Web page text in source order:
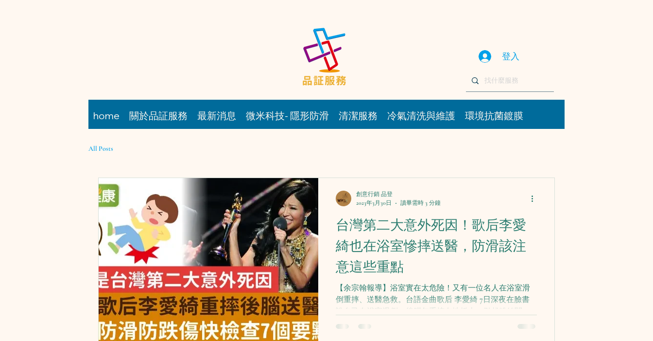
home 關於品証服務 最新消息 微米科技- 隱形防滑 清潔服務 冷氣清洗與維護 環境抗菌鍍膜
登入
All Posts
台灣第二大意外死因！歌后李愛
綺也在浴室慘摔送醫，防滑該注
意這些重點
【余宗翰報導】浴室實在太危險！又有一位名人在浴室滑
倒重摔、送醫急救。台語金曲歌后 李愛綺 7日深夜在臉書
說自己在浴室滑倒，後腦勺重摔在地板上，引起粉絲關
注。李愛綺後來接受《蘋果新聞網》電訪時表示，前天她
創意行銷 品登
2023年3月30日
讀畢需時 3 分鐘